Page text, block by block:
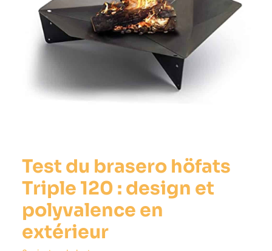
Test du brasero höfats
Triple 120 : design et
polyvalence en
extérieur